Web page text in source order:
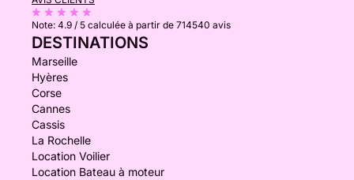
Note: 4.9 / 5 calculée à partir de 714540 avis
DESTINATIONS
Marseille
Hyères
Corse
Cannes
Cassis
La Rochelle
Location Voilier
Location Bateau à moteur